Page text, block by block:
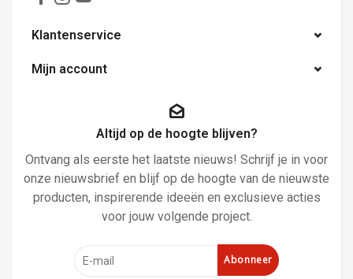
Klantenservice
Mijn account
Altijd op de hoogte blijven?
Ontvang als eerste het laatste nieuws! Schrijf je in voor
onze nieuwsbrief en blijf op de hoogte van de nieuwste
producten, inspirerende ideeën en exclusieve acties
voor jouw volgende project.
Abonneer